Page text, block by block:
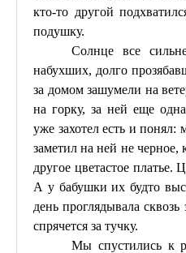
кто-то другой
подушку.
Солнце все
набухших, долго
за домом зашумели на
на горку, за ней еще
уже захотелесть и понял:
заметил на ней не
другое цветастое
А у бабушки их будто
день проглядывала
спрячется за тучку.
Мы спустились к